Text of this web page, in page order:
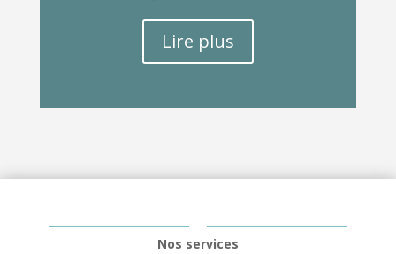
Lire plus
Nos services